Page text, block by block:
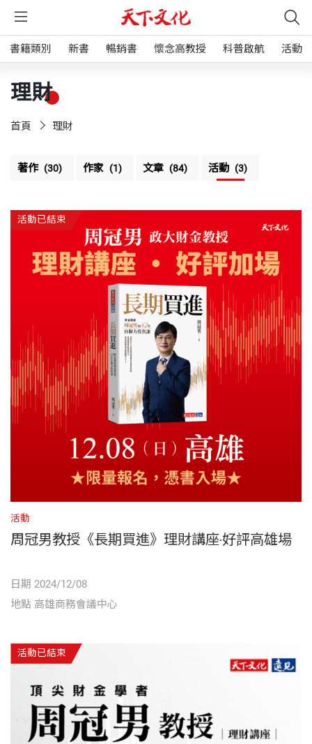
書籍類別 新書 暢銷書 懷念高教授 科普啟航 活動
理財
首頁 理財
著作 (30) 作家 (1) 文章 (84) 活動 (3)
活動
周冠男教授《長期買進》理財講座‧好評高雄場
日期 2024/12/08
地點 高雄商務會議中心